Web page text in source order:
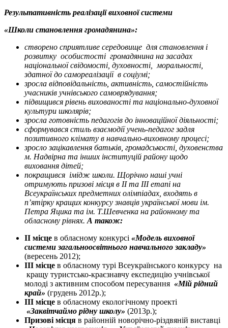
Результативність реалізації виховної системи
«Школи становлення громадянина»:
створено сприятливе середовище для становлення і
розвитку особистості громадянина на засадах
національної свідомості, духовності, моральності,
здатної до самореалізації в соціумі;
зросла відповідальність, активність, самостійність
учасників учнівського самоврядування;
підвищився рівень вихованості та національно-духовної
культури школярів;
зросла готовність педагогів до інноваційної діяльності;
сформувався стиль взаємодії учень-педагог задля
позитивного клімату в навчально-виховному процесі;
зросло зацікавлення батьків, громадськості, духовенства
м. Надвірна та інших інституцій району щодо
виховання дітей;
покращився імідж школи. Щорічно наші учні
отримують призові місця в ІІ та ІІІ етапі на
Всеукраїнських предметних олімпіадах, входять в
п’ятірку кращих конкурсу знавців української мови ім.
Петра Яцика та ім. Т.Шевченка на районному та
обласному рівнях. А також:
ІІ місце в обласному конкурсі «Модель виховної
системи загальноосвітнього навчального закладу»
(вересень 2012);
ІІІ місце в обласному турі Всеукраїнського конкурсу на
кращу туристсько-краєзнавчу експедицію учнівської
молоді з активним способом пересування «Мій рідний
край» (грудень 2012р.);
ІІІ місце в обласному екологічному проекті
«Заквітчаймо рідну школу» (2013р.);
Призові місця в районній новорічно-різдвяній виставці